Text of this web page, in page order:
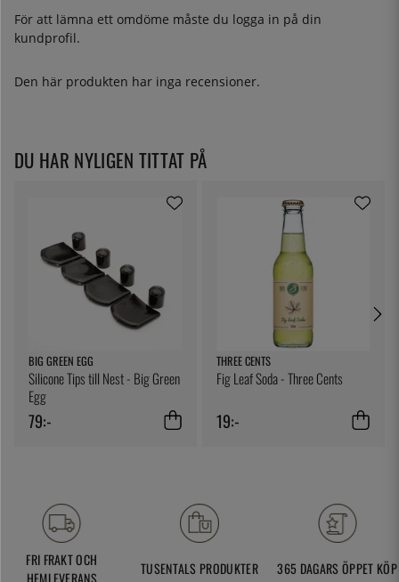
För att lämna ett omdöme måste du logga in på din
kundprofil.
Den här produkten har inga recensioner.
DU HAR NYLIGEN TITTAT PÅ
BIG GREEN EGG
Silicone Tips till Nest - Big Green
Egg
79:-
THREE CENTS
Fig Leaf Soda - Three Cents
19:-
FRI FRAKT OCH
HEMLEVERANS
TUSENTALS PRODUKTER 365 DAGARS ÖPPET KÖP